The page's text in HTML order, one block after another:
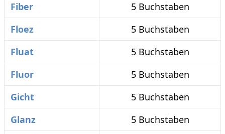
Fiber
5 Buchstaben
Floez
5 Buchstaben
Fluat
5 Buchstaben
Fluor
5 Buchstaben
Gicht
5 Buchstaben
Glanz
5 Buchstaben